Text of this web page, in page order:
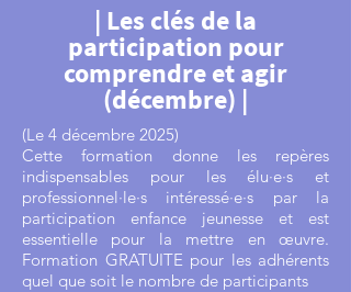
| Les clés de la
participation pour
comprendre et agir
(décembre) |
(Le 4 décembre 2025)
Cette formation donne les repères
indispensables pour les élu·e·s et
professionnel·le·s intéressé·e·s par la
participation enfance jeunesse et est
essentielle pour la mettre en œuvre.
Formation GRATUITE pour les adhérents
quel que soit le nombre de participants